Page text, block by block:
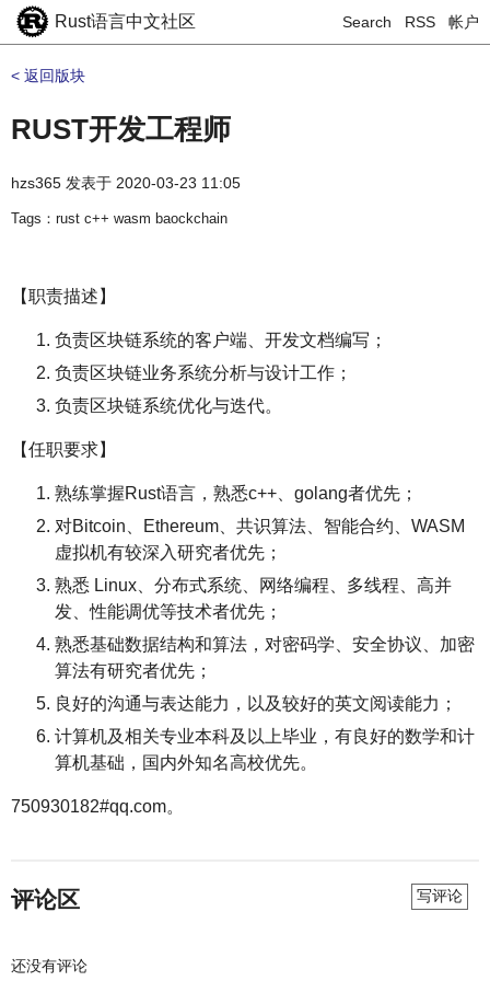
Rust语言中文社区 Search RSS 帐户
< 返回版块
RUST开发工程师
hzs365 发表于 2020-03-23 11:05
Tags：rust c++ wasm baockchain
【职责描述】
负责区块链系统的客户端、开发文档编写；
负责区块链业务系统分析与设计工作；
负责区块链系统优化与迭代。
【任职要求】
熟练掌握Rust语言，熟悉c++、golang者优先；
对Bitcoin、Ethereum、共识算法、智能合约、WASM
虚拟机有较深入研究者优先；
熟悉 Linux、分布式系统、网络编程、多线程、高并
发、性能调优等技术者优先；
熟悉基础数据结构和算法，对密码学、安全协议、加密
算法有研究者优先；
良好的沟通与表达能力，以及较好的英文阅读能力；
计算机及相关专业本科及以上毕业，有良好的数学和计
算机基础，国内外知名高校优先。
750930182#qq.com。
评论区 写评论
还没有评论